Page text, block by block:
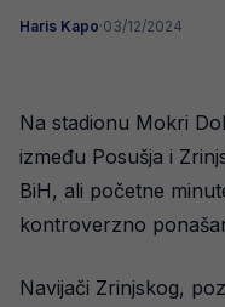
Haris Kapo·03/12/2024
Na stadionu Mokri
između Posušja i
BiH, ali početne
kontroverzno
Navijači Zrinjskog,